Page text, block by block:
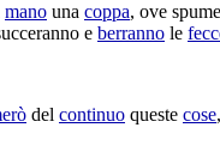
mano una coppa, ove
e berranno le
del continuo queste cose,